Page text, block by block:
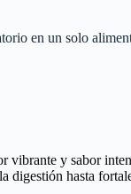
en un solo
vibrante y sabor
digestión hasta